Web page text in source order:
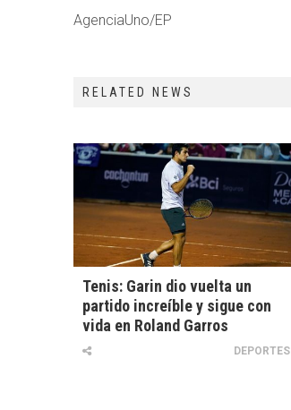
AgenciaUno/EP
RELATED NEWS
Tenis: Garin dio vuelta un
partido increíble y sigue con
vida en Roland Garros
DEPORTES